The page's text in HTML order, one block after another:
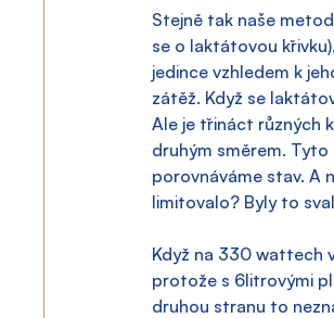
Stejně tak naše
se o laktátovou
jedince vzhledem k
zátěž. Když se
Ale je třináct různých
druhým směrem.
porovnáváme stav. A
limitovalo? Byly to
Když na 330 wattech
protože s 6litrovými
druhou stranu to